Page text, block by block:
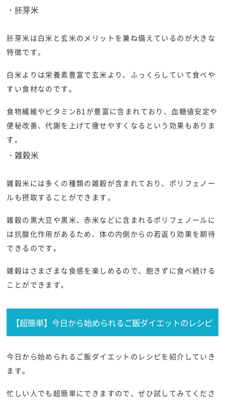
・胚芽米
胚芽米は白米と玄米のメリットを兼ね備えているのが大きな
特徴です。
白米よりは栄養素豊富で玄米より、ふっくらしていて食べや
すい食材なのです。
食物繊維やビタミンB1が豊富に含まれており、血糖値安定や
便秘改善、代謝を上げて痩せやすくなるという効果もありま
す。
・雑穀米
雑穀米には多くの種類の雑穀が含まれており、ポリフェノー
ルも摂取することができます。
雑穀の黒大豆や黒米、赤米などに含まれるポリフェノールに
は抗酸化作用があるため、体の内側からの若返り効果を期待
できるのです。
雑穀はさまざまな食感を楽しめるので、飽きずに食べ続ける
ことができます。
【超簡単】今日から始められるご飯ダイエットのレシピ
今日から始められるご飯ダイエットのレシピを紹介していき
ます。
忙しい人でも超簡単にできますので、ぜひ試してみてくださ